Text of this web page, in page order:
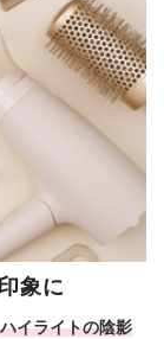
象に
イライトの陰影